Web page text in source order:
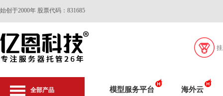
始创于2000年 股票代码：831685
全部产品 模型服务平台 海外云